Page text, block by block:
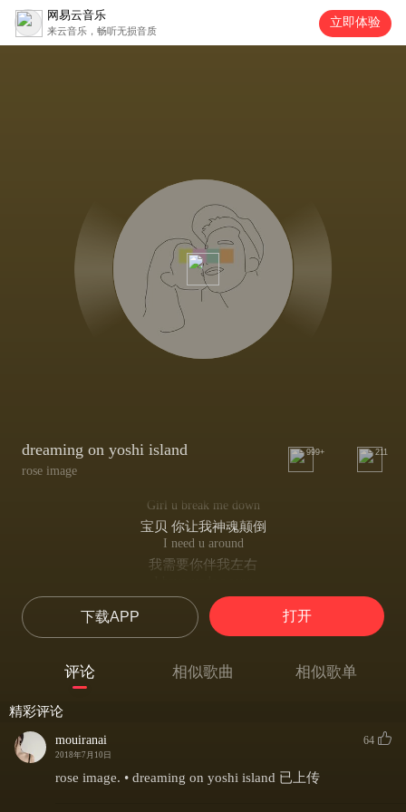
网易云音乐
来云音乐，畅听无损音质
立即体验
dreaming on yoshi island
rose image
999+ 211
Girl u break me down
宝贝 你让我神魂颠倒
I need u around
我需要你伴我左右
我创作了一首歌
I'm dreaming about u
我梦见你了
宝贝 你让我神魂颠倒
I'm dreaming about u
下载APP 打开
评论 相似歌曲 相似歌单
精彩评论
mouiranai
2018年7月10日
64
rose image. • dreaming on yoshi island 已上传